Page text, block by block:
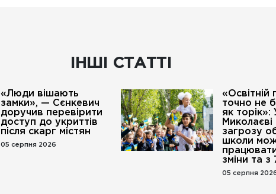
ІНШІ СТАТТІ
«Люди вішають
замки», — Сєнкевич
доручив перевірити
доступ до укриттів
після скарг містян
05 серпня 2026
«Освітній
точно не
як торік»:
Миколаєві
загрозу
школи
зміни та з
05 серпня